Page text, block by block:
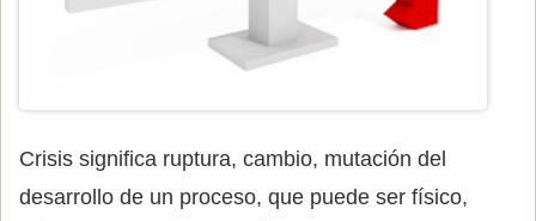
Crisis significa ruptura, cambio, mutación del
desarrollo de un proceso, que puede ser físico,